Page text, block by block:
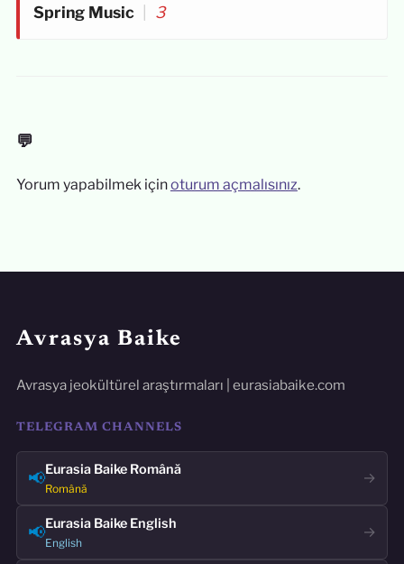
Spring Music 3
💬
Yorum yapabilmek içinoturum açmalısınız.
Avrasya Baike
Avrasya jeokültürel araştırmaları | eurasiabaike.com
TELEGRAM CHANNELS
📢Eurasia Baike Română
Română
→
📢Eurasia Baike English
English
→